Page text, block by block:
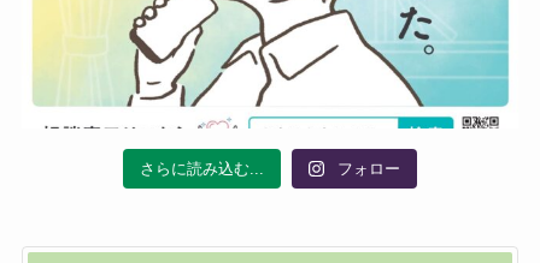
さらに読み込む... フォロー